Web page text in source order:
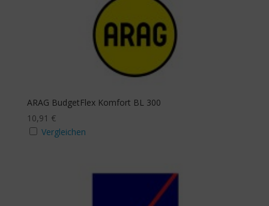
Stichwortsuche
ARAG BudgetFlex Komfort BL 300
10,91 €
Vergleichen